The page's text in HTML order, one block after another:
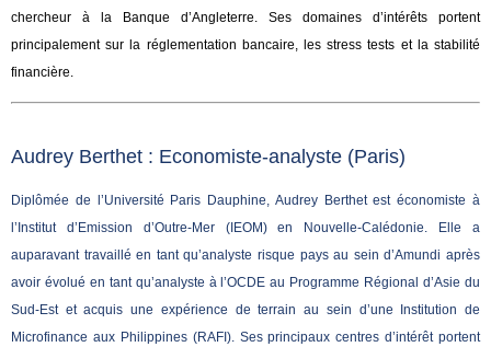
chercheur à la Banque d’Angleterre. Ses domaines d’intérêts portent
principalement sur la réglementation bancaire, les stress tests et la stabilité
financière.
Audrey Berthet : Economiste-analyste (Paris)
Diplômée de l’Université Paris Dauphine, Audrey Berthet est économiste à
l’Institut d’Emission d’Outre-Mer (IEOM) en Nouvelle-Calédonie. Elle a
auparavant travaillé en tant qu’analyste risque pays au sein d’Amundi après
avoir évolué en tant qu’analyste à l’OCDE au Programme Régional d’Asie du
Sud-Est et acquis une expérience de terrain au sein d’une Institution de
Microfinance aux Philippines (RAFI). Ses principaux centres d’intérêt portent